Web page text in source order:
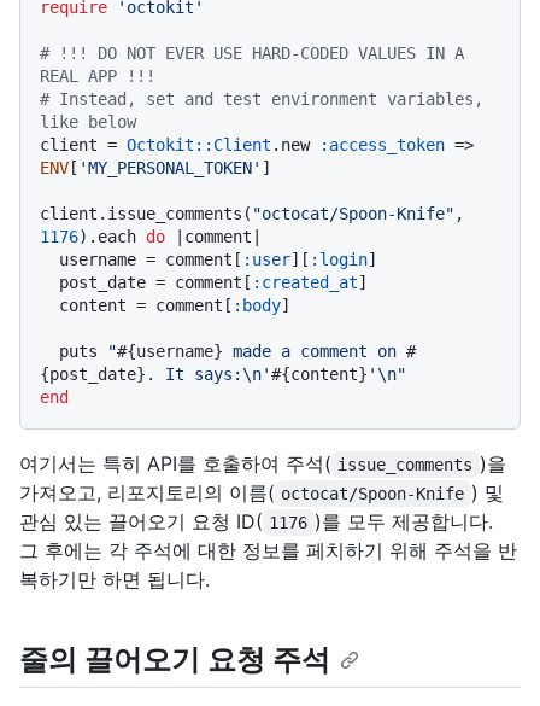
require 'octokit'
# !!! DO NOT EVER USE HARD-CODED VALUES IN A
REAL APP !!!
# Instead, set and test environment variables,
like below
client = Octokit::Client .new :access_token
ENV [ 'MY_PERSONAL_TOKEN' ]
client.issue_comments( "octocat/Spoon-Knife"
1176).each do comment
  username = comment[
:user][ :login]
  post_date = comment[
:created_at]
  content = comment[
:body]
  puts
"#{username} made a comment on #
{post_date} . It says:\n'#{content} '\n"
end
여기서는 특히 API를 호출하여 주석( issue_comments )을
가져오고, 리포지토리의 이름( octocat/Spoon-Knife ) 및
관심 있는 끌어오기 요청 ID( 1176 )를 모두 제공합니다.
그 후에는 각 주석에 대한 정보를 페치하기 위해 주석을 반
복하기만 하면 됩니다.
줄의 끌어오기 요청 주석